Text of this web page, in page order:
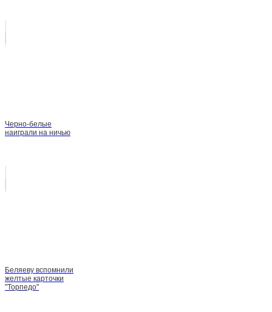
Черно-белые
наиграли на ничью
Беляеву вспомнили
желтые карточки
"Торпедо"